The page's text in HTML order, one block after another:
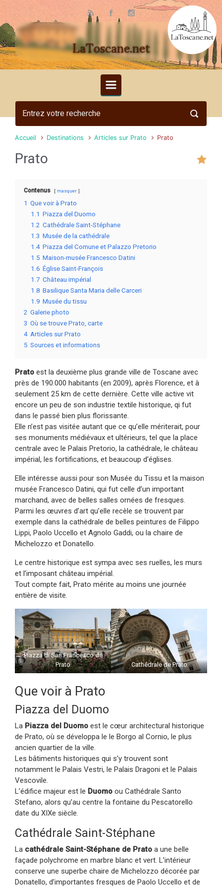
Skip to main content
LaToscane.net
Accueil Destinations Articles sur Prato Prato
Prato
Contenus masquer
1 Que voir à Prato
1.1 Piazza del Duomo
1.2 Cathédrale Saint-Stéphane
1.3 Musée de la cathédrale
1.4 Piazza del Comune et Palazzo Pretorio
1.5 Maison-musée Francesco Datini
1.6 Église Saint-François
1.7 Château impérial
1.8 Basilique Santa Maria delle Carceri
1.9 Musée du tissu
2 Galerie photo
3 Où se trouve Prato, carte
4 Articles sur Prato
5 Sources et informations
Prato est la deuxième plus grande ville de Toscane avec
près de 190.000 habitants (en 2009), après Florence, et à
seulement 25 km de cette dernière. Cette ville active vit
encore un peu de son industrie textile historique, qi fut
dans le passé bien plus florissante.
Elle n’est pas visitée autant que ce qu’elle mériterait, pour
ses monuments médiévaux et ultérieurs, tel que la place
centrale avec le Palais Pretorio, la cathédrale, le château
impérial, les fortifications, et beaucoup d’églises.
Elle intéresse aussi pour son Musée du Tissu et la maison
musée Francesco Datini, qui fut celle d’un important
marchand, avec de belles salles ornées de fresques.
Parmi les œuvres d’art qu’elle recèle se trouvent par
exemple dans la cathédrale de belles peintures de Filippo
Lippi, Paolo Uccello et Agnolo Gaddi, ou la chaire de
Michelozzo et Donatello.
Le centre historique est sympa avec ses ruelles, les murs
et l’imposant château impérial.
Tout compte fait, Prato mérite au moins une journée
entière de visite.
Piazza di San Francesco de
Prato
Cathédrale de Prato
Que voir à Prato
Piazza del Duomo
La Piazza del Duomo est le cœur architectural historique
de Prato, où se développa le le Borgo al Cornio, le plus
ancien quartier de la ville.
Les bâtiments historiques qui s’y trouvent sont
notamment le Palais Vestri, le Palais Dragoni et le Palais
Vescovile.
L’édifice majeur est le Duomo ou Cathédrale Santo
Stefano, alors qu’au centre la fontaine du Pescatorello
date du XIXe siècle.
Cathédrale Saint-Stéphane
La cathédrale Saint-Stéphane de Prato a une belle
façade polychrome en marbre blanc et vert. L’intérieur
conserve une superbe chaire de Michelozzo décorée par
Donatello, d’importantes fresques de Paolo Uccello et de